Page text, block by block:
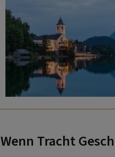
Wenn Tracht